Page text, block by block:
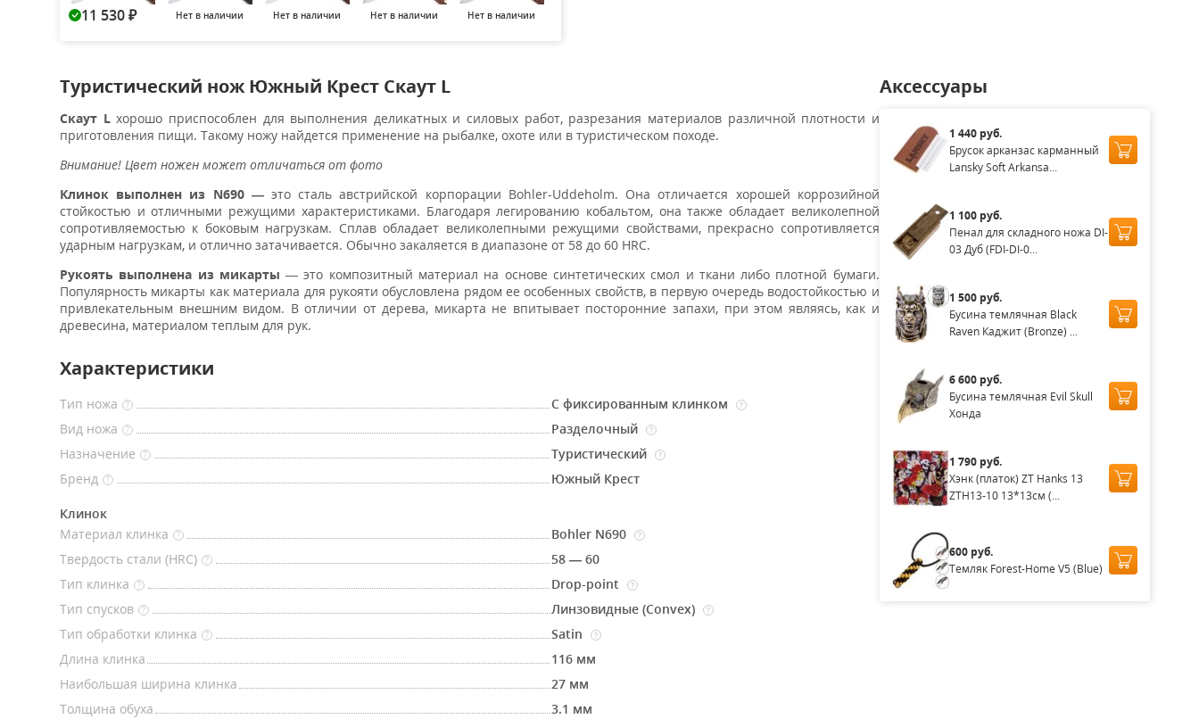
11 530 ₽ Нет в наличии Нет в наличии Нет в наличии Нет в наличии
Туристический нож Южный Крест Скаут L
Скаут Lхорошо приспособлен для выполнения деликатных и силовых работ, разрезания материалов различной плотности и
приготовления пищи. Такому ножу найдется применение на рыбалке, охоте или в туристическом походе.
Внимание! Цвет ножен может отличаться от фото
Клинок выполнен из N690 —это сталь австрийской корпорации Bohler-Uddeholm. Она отличается хорошей коррозийной
стойкостью и отличными режущими характеристиками. Благодаря легированию кобальтом, она также обладает великолепной
сопротивляемостью к боковым нагрузкам. Сплав обладает великолепными режущими свойствами, прекрасно сопротивляется
ударным нагрузкам, и отлично затачивается. Обычно закаляется в диапазоне от 58 до 60 HRC.
Рукоять выполнена из микарты — это композитный материал на основе синтетических смол и ткани либо плотной бумаги.
Популярность микарты как материала для рукояти обусловлена рядом ее особенных свойств, в первую очередь водостойкостью и
привлекательным внешним видом. В отличии от дерева, микарта не впитывает посторонние запахи, при этом являясь, как и
древесина, материалом теплым для рук.
Характеристики
Тип ножа ? С фиксированным клинком ?
Вид ножа ? Разделочный ?
Назначение ? Туристический ?
Бренд ? Южный Крест
Клинок
Материал клинка
? Bohler N690 ?
Твердость стали (HRC) ?
58 — 60
Тип клинка
? Drop-point ?
Тип спусков ? Линзовидные (Convex) ?
Тип обработки клинка ? Satin ?
Длина клинка
116 мм
Наибольшая ширина клинка
27 мм
Толщина обуха
3.1 мм
Аксессуары
1 440 руб.
Брусок арканзас карманный
Lansky Soft Arkansa...
1 100 руб.
Пенал для складного ножа DI-
03 Дуб (FDI-DI-0...
1 500 руб.
Бусина темлячная Black
Raven Каджит (Bronze) ...
6 600 руб.
Бусина темлячная Evil Skull
Хонда
1 790 руб.
Хэнк (платок) ZT Hanks 13
ZTH13-10 13*13см (...
600 руб.
Темляк Forest-Home V5 (Blue)